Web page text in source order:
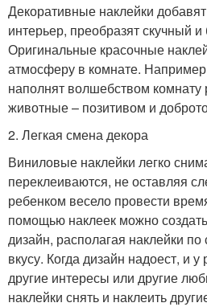
Декоративные наклейки
интерьер, преобразят скучный
Оригинальные красочные
атмосферу в комнате.
наполнят волшебством
животные – позитивом и
2. Легкая смена декора
Виниловые наклейки легко
переклеиваются, не оставляя
ребенком весело провести
помощью наклеек можно
дизайн, располагая наклейки
вкусу. Когда дизайн надоест, и
другие интересы или другие
наклейки снять и наклеить